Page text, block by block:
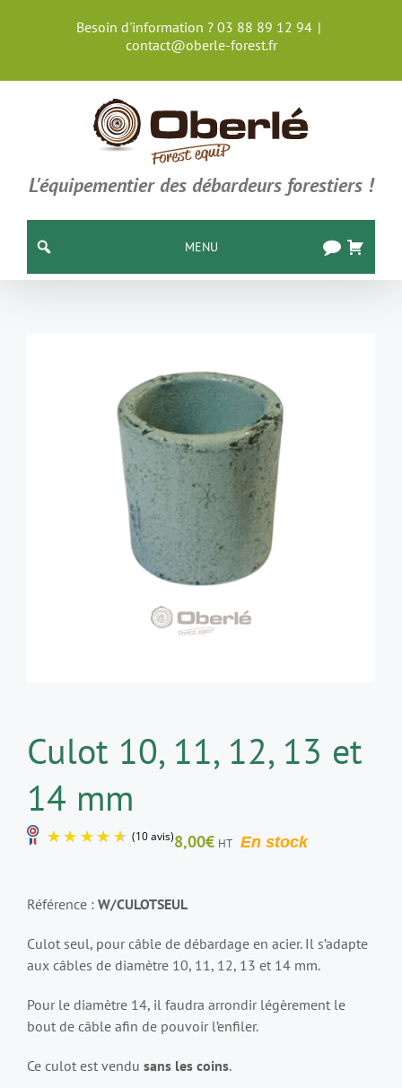
Besoin d'information ? 03 88 89 12 94 |
contact@oberle-forest.fr
L'équipementier des débardeurs forestiers !
MENU
Culot 10, 11, 12, 13 et
14 mm
8,00€ HT En stock
Référence : W/CULOTSEUL
Culot seul, pour câble de débardage en acier. Il s’adapte
aux câbles de diamètre 10, 11, 12, 13 et 14 mm.
Pour le diamètre 14, il faudra arrondir légèrement le
bout de câble afin de pouvoir l’enfiler.
Ce culot est vendu sans les coins.